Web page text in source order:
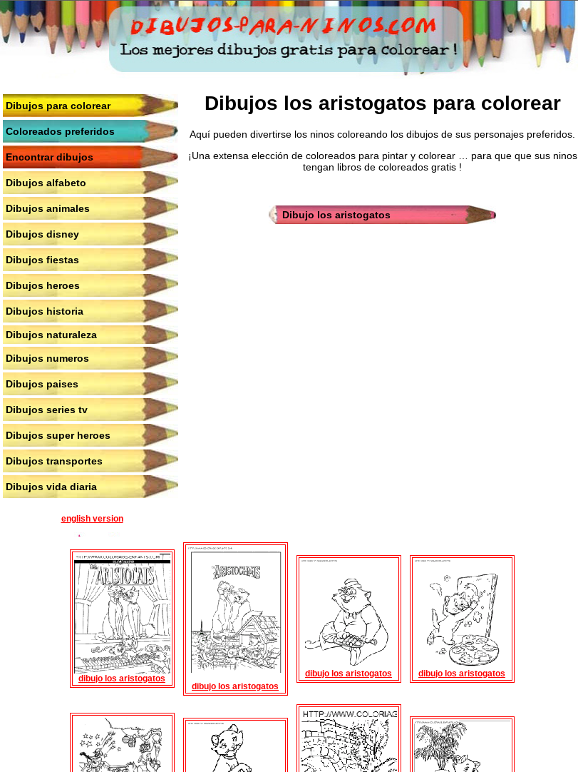
Dibujos para colorear
Coloreados preferidos
Encontrar dibujos
Dibujos alfabeto
Dibujos animales
Dibujos disney
Dibujos fiestas
Dibujos heroes
Dibujos historia
Dibujos naturaleza
Dibujos numeros
Dibujos paises
Dibujos series tv
Dibujos super heroes
Dibujos transportes
Dibujos vida diaria
english version
Dibujos los aristogatos para colorear
Aquí pueden divertirse los ninos coloreando los dibujos de sus personajes preferidos.
¡Una extensa elección de coloreados para pintar y colorear … para que que sus ninos
tengan libros de coloreados gratis !
Dibujo los aristogatos
dibujo los aristogatos
dibujo los aristogatos
dibujo los aristogatos dibujo los aristogatos